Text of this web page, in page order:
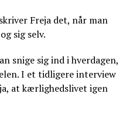
Freja det, når man
sig selv.
snige sig ind i hverdagen,
I et tidligere interview
at kærlighedslivet igen